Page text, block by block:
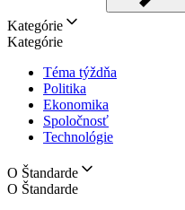
Kategórie
Kategórie
Téma týždňa
Politika
Ekonomika
Spoločnosť
Technológie
O Štandarde
O Štandarde